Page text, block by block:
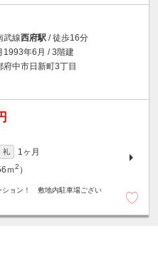
武線西府駅 / 徒歩16分
1993年6月 / 3階建
府中市日新町3丁目
礼
1ヶ月
ｍ2 ）
ション！ 敷地内駐車場ござい